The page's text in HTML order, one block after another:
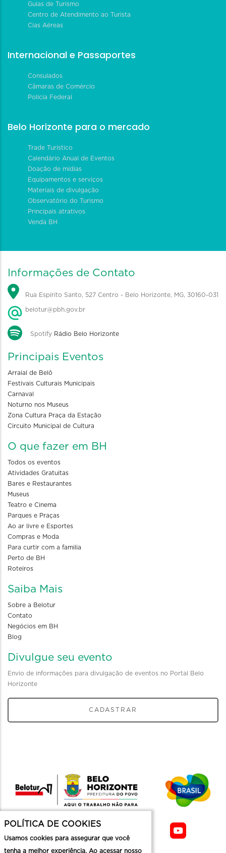
Guias de Turismo
Centro de Atendimento ao Turista
Cias Aéreas
Internacional e Passaportes
Consulados
Câmaras de Comércio
Polícia Federal
Belo Horizonte para o mercado
Trade Turístico
Calendário Anual de Eventos
Doação de mídias
Equipamentos e serviços
Materiais de divulgação
Observatório do Turismo
Principais atrativos
Venda BH
Informações de Contato
Rua Espírito Santo, 527 Centro - Belo Horizonte, MG, 30160-031
belotur@pbh.gov.br
Spotify Rádio Belo Horizonte
Principais Eventos
Arraial de Belô
Festivais Culturais Municipais
Carnaval
Noturno nos Museus
Zona Cultura Praça da Estação
Circuito Municipal de Cultura
O que fazer em BH
Todos os eventos
Atividades Gratuitas
Bares e Restaurantes
Museus
Teatro e Cinema
Parques e Praças
Ao ar livre e Esportes
Compras e Moda
Para curtir com a familia
Perto de BH
Roteiros
Saiba Mais
Sobre a Belotur
Contato
Negócios em BH
Blog
Divulgue seu evento
Envio de informações para divulgação de eventos no Portal Belo
Horizonte
CADASTRAR
POLÍTICA DE COOKIES
Usamos cookies para assegurar que você
tenha a melhor experiência. Ao acessar nosso